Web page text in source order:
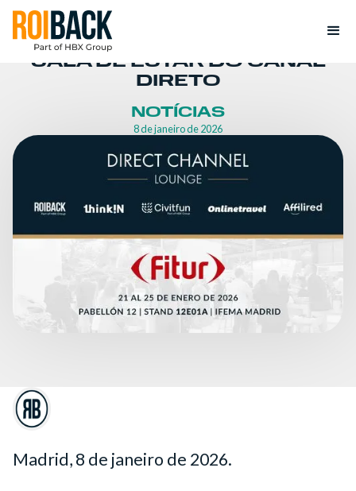
SALA DE ESTAR DO CANAL
DIRETO
NOTÍCIAS
8 de janeiro de 2026
Madrid, 8 de janeiro de 2026.